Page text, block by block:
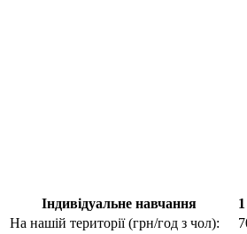
Iндивідуальне навчання
На нашiй території (грн/год з чол):